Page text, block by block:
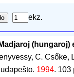
ekz.
Madjaroj (hungaroj)
C. Csőke,
1994. 103